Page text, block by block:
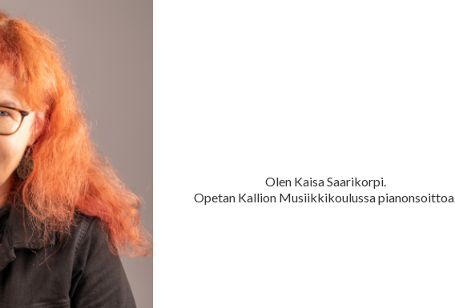
Olen Kaisa Saarikorpi.
Opetan Kallion Musiikkikoulussa pianonsoittoa.